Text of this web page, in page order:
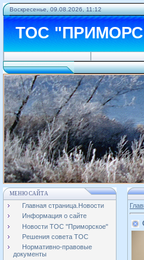
Воскресенье, 09.08.2026, 11:12
ТОС
МЕНЮ САЙТА
Главная страница.Новости
Информация о сайте
Новости ТОС "Приморское"
Решения совета ТОС
Нормативно-правовые
документы